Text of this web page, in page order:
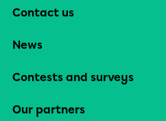
Contact us
News
Contests and surveys
Our partners